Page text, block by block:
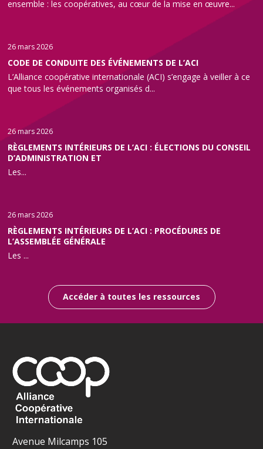
ensemble : les coopératives, au cœur de la mise en œuvre...
26 mars 2026
CODE DE CONDUITE DES ÉVÉNEMENTS DE L’ACI
L’Alliance coopérative internationale (ACI) s’engage à veiller à ce
que tous les événements organisés d...
26 mars 2026
RÈGLEMENTS INTÉRIEURS DE L’ACI : ÉLECTIONS DU CONSEIL
D’ADMINISTRATION ET
Les...
26 mars 2026
RÈGLEMENTS INTÉRIEURS DE L’ACI : PROCÉDURES DE
L’ASSEMBLÉE GÉNÉRALE
Les ...
Accéder à toutes les ressources
Avenue Milcamps 105